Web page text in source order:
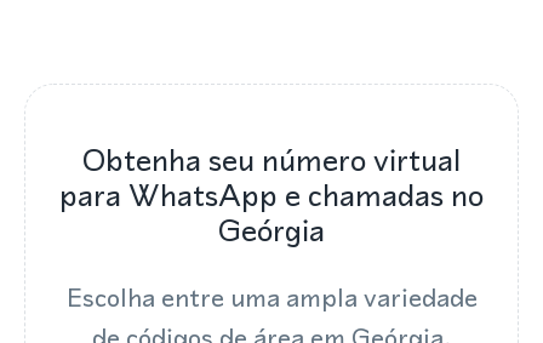
Obtenha seu número virtual
para WhatsApp e chamadas no
Geórgia
Escolha entre uma ampla variedade